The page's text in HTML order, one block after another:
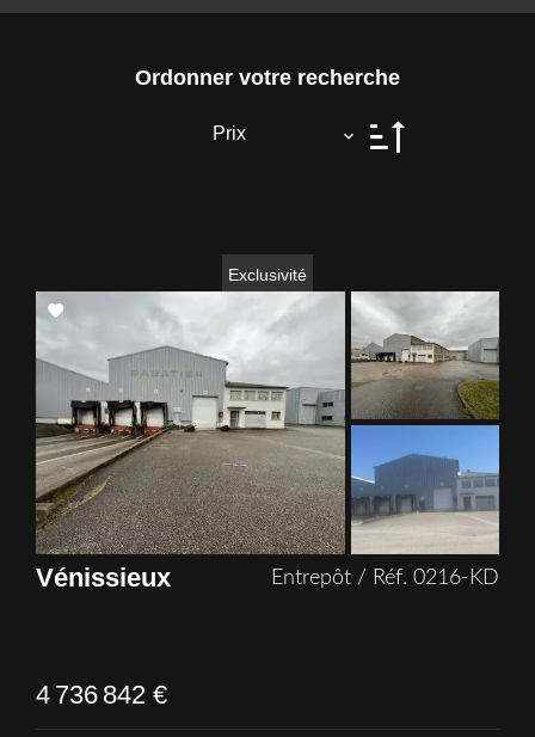
Ordonner votre recherche
Prix
Add
selection
Exclusivité
Vénissieux Entrepôt / Réf. 0216-KD
4 736 842 €